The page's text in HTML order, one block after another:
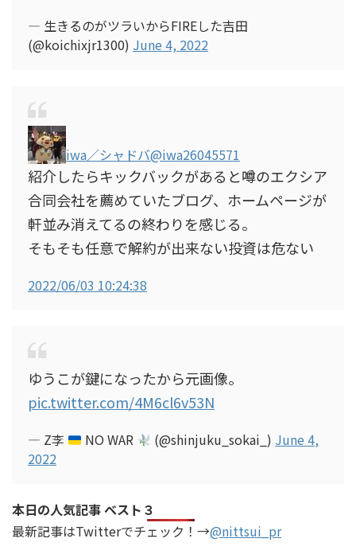
— 生きるのがツラいからFIREした吉田
(@koichixjr1300) June 4, 2022
iwa／シャドバ@iwa26045571
紹介したらキックバックがあると噂のエクシア
合同会社を薦めていたブログ、ホームページが
軒並み消えてるの終わりを感じる。
そもそも任意で解約が出来ない投資は危ない
2022/06/03 10:24:38
ゆうこが鍵になったから元画像。
pic.twitter.com/4M6cl6v53N
— Z李 NO WAR (@shinjuku_sokai_) June 4,
2022
本日の人気記事 ベスト３
最新記事はTwitterでチェック！→@nittsui_pr